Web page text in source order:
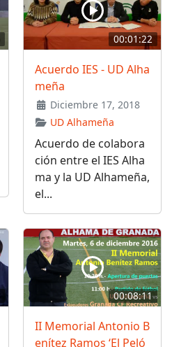
00:01:22
Acuerdo IES - UD Alha
meña
Diciembre 17, 2018
UD Alhameña
Acuerdo de colabora
ción entre el IES Alha
ma y la UD Alhameña,
el...
00:08:11
II Memorial Antonio B
enítez Ramos ‘El Peló